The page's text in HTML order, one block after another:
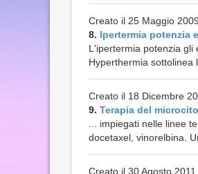
Creato il 25 Maggio 2009
8. Ipertermia potenzia
L'ipertermia potenzia gli
Hyperthermia sottolinea
Creato il 18 Dicembre
9. Terapia del
... impiegati nelle linee
docetaxel, vinorelbina.
Creato il 30 Agosto 2011